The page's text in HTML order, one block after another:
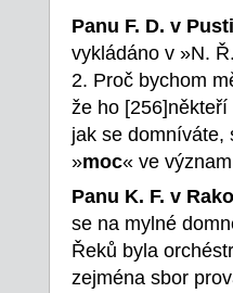
Panu F. D. v
vykládáno v »N.
2. Proč bychom
že ho
jak se
»moc« ve
Panu K. F. v
se na mylné
Řeků byla
zejména sbor